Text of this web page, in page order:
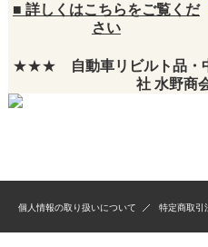
■ 詳しくはこちらをご覧くだ
さい
★★★
自動車リビルト品・
社 水野商
個人情報の取り扱いについて 特定商取引